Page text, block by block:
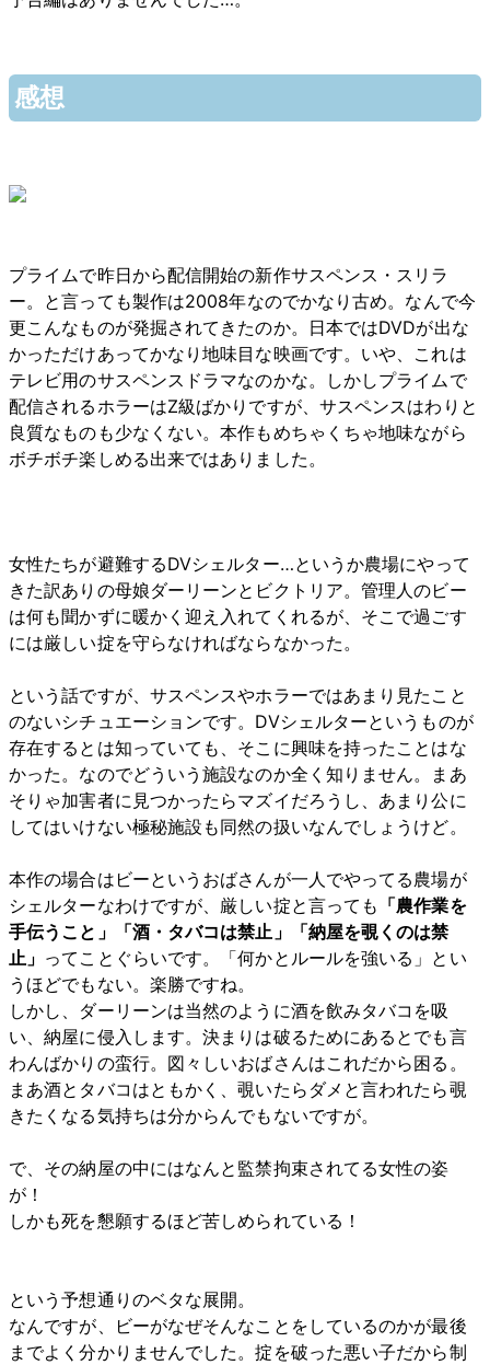
感想
プライムで昨日から配信開始の新作サスペンス・スリラ
ー。と言っても製作は2008年なのでかなり古め。なんで今
更こんなものが発掘されてきたのか。日本ではDVDが出な
かっただけあってかなり地味目な映画です。いや、これは
テレビ用のサスペンスドラマなのかな。しかしプライムで
配信されるホラーはZ級ばかりですが、サスペンスはわりと
良質なものも少なくない。本作もめちゃくちゃ地味ながら
ボチボチ楽しめる出来ではありました。
女性たちが避難するDVシェルター…というか農場にやって
きた訳ありの母娘ダーリーンとビクトリア。管理人のビー
は何も聞かずに暖かく迎え入れてくれるが、そこで過ごす
には厳しい掟を守らなければならなかった。
という話ですが、サスペンスやホラーではあまり見たこと
のないシチュエーションです。DVシェルターというものが
存在するとは知っていても、そこに興味を持ったことはな
かった。なのでどういう施設なのか全く知りません。まあ
そりゃ加害者に見つかったらマズイだろうし、あまり公に
してはいけない極秘施設も同然の扱いなんでしょうけど。
本作の場合はビーというおばさんが一人でやってる農場が
シェルターなわけですが、厳しい掟と言っても 「農作業を
手伝うこと」「酒・タバコは禁止」「納屋を覗くのは禁
止」 ってことぐらいです。「何かとルールを強いる」とい
うほどでもない。楽勝ですね。
しかし、ダーリーンは当然のように酒を飲みタバコを吸
い、納屋に侵入します。決まりは破るためにあるとでも言
わんばかりの蛮行。図々しいおばさんはこれだから困る。
まあ酒とタバコはともかく、覗いたらダメと言われたら覗
きたくなる気持ちは分からんでもないですが。
で、その納屋の中にはなんと監禁拘束されてる女性の姿
が！
しかも死を懇願するほど苦しめられている！
という予想通りのベタな展開。
なんですが、ビーがなぜそんなことをしているのかが最後
までよく分かりませんでした。掟を破った悪い子だから制